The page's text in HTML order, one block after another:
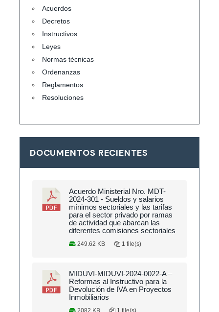
Acuerdos
Decretos
Instructivos
Leyes
Normas técnicas
Ordenanzas
Reglamentos
Resoluciones
DOCUMENTOS RECIENTES
Acuerdo Ministerial Nro. MDT-
2024-301 - Sueldos y salarios
mínimos sectoriales y las tarifas
para el sector privado por ramas
de actividad que abarcan las
diferentes comisiones sectoriales
249.62 KB 1 file(s)
MIDUVI-MIDUVI-2024-0022-A –
Reformas al Instructivo para la
Devolución de IVA en Proyectos
Inmobiliarios
2082 KB 1 file(s)